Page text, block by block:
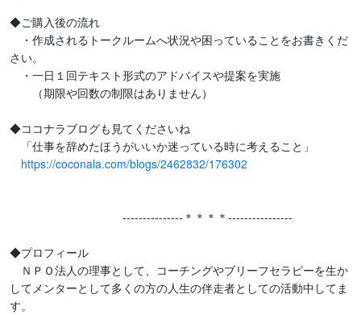
◆ご購入後の流れ
・作成されるトークルームへ状況や困っていることをお書きくだ
さい。
・一日１回テキスト形式のアドバイスや提案を実施
（期限や回数の制限はありません）
◆ココナラブログも見てくださいね
「仕事を辞めたほうがいいか迷っている時に考えること」
https://coconala.com/blogs/2462832/176302
---------------＊＊＊＊----------------
◆プロフィール
ＮＰＯ法人の理事として、コーチングやブリーフセラピーを生か
してメンターとして多くの方の人生の伴走者としての活動中してま
す。